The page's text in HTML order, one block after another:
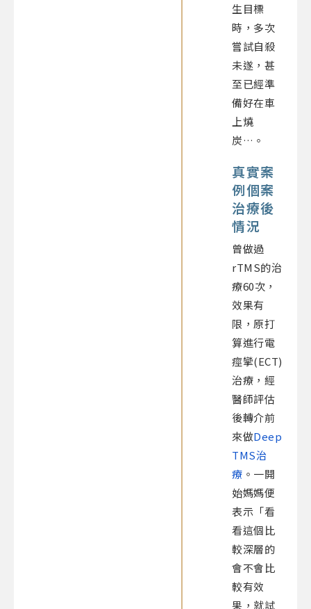
生目標
時，多次
嘗試自殺
未遂，甚
至已經準
備好在車
上燒
炭…。
真實案
例個案
治療後
情況
曾做過
rTMS的治
療60次，
效果有
限，原打
算進行電
痙攣(ECT)
治療，經
醫師評估
後轉介前
來做Deep
TMS治
療 。一開
始媽媽便
表示「看
看這個比
較深層的
會不會比
較有效
果，就試